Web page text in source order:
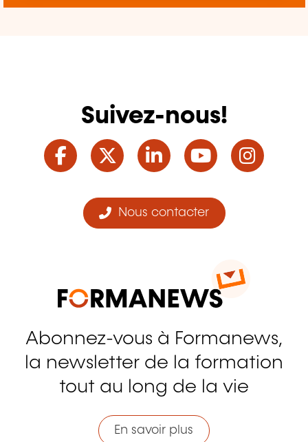
Suivez-nous!
Facebook
TwitterLinkedInYouTube
Nous contacter
Abonnez-vous à Formanews,
la newsletter de la formation
tout au long de la vie
En savoir plus